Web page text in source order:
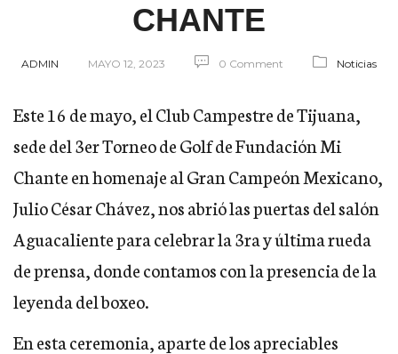
CHANTE
ADMIN MAYO 12, 2023 0 Comment Noticias
Este 16 de mayo, el Club Campestre de Tijuana,
sede del 3er Torneo de Golf de Fundación Mi
Chante en homenaje al Gran Campeón Mexicano,
Julio César Chávez, nos abrió las puertas del salón
Aguacaliente para celebrar la 3ra y última rueda
de prensa, donde contamos con la presencia de la
leyenda del boxeo.
En esta ceremonia, aparte de los apreciables